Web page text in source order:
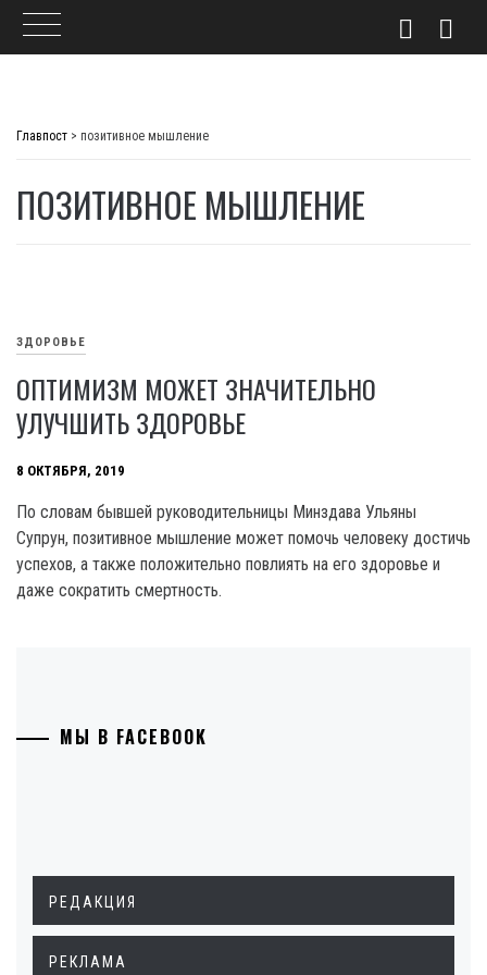
Главпост > позитивное мышление
ПОЗИТИВНОЕ МЫШЛЕНИЕ
ЗДОРОВЬЕ
ОПТИМИЗМ МОЖЕТ ЗНАЧИТЕЛЬНО
УЛУЧШИТЬ ЗДОРОВЬЕ
8 ОКТЯБРЯ, 2019
По словам бывшей руководительницы Минздава Ульяны
Супрун, позитивное мышление может помочь человеку достичь
успехов, а также положительно повлиять на его здоровье и
даже сократить смертность.
МЫ В FACEBOOK
РЕДАКЦИЯ
РЕКЛАМА